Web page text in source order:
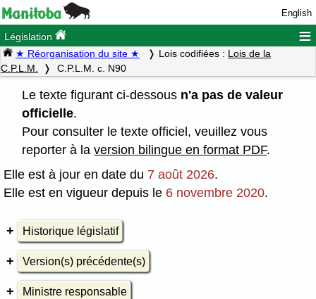
English
Législation ≡
★ Réorganisation du site ★ Lois codifiées : Lois de la
C.P.L.M.
C.P.L.M. c. N90
Le texte figurant ci-dessous n'a pas de valeur
officielle.
Pour consulter le texte officiel, veuillez vous
reporter à laversion bilingue en format PDF.
Elle est à jour en date du 7 août 2026.
Elle est en vigueur depuis le 6 novembre 2020.
Historique législatif
Version(s) précédente(s)
Ministre responsable